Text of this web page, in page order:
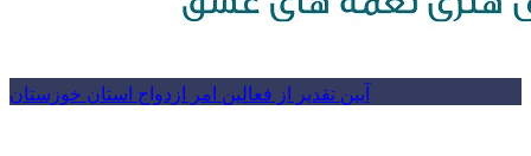
آیین تقدیر از فعالین امر ازدواج استان خوزستان